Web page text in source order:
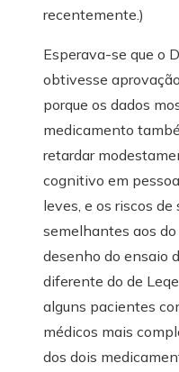
recentemente.)
Esperava-se que o
obtivesse
porque os dados
medicamento
retardar
cognitivo em
leves, e os riscos de
semelhantes aos
desenho do ensaio
diferente do de
alguns pacientes
médicos mais
dos dois